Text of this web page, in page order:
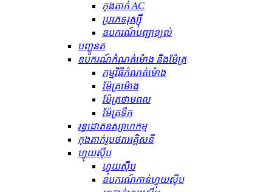
កុងតាក់ AC
ប្រភេទរុស្ស៊ី
ឧបករណ៍បញ្ជាខ្យល់
បញ្ជូនត
ឧបករណ៍កំណត់ម៉ោង និងម៉ែត្រ
កម្មវិធីកំណត់ម៉ោង
ម៉ែត្រម៉ោង
ម៉ែត្រថាមពល
ម៉ែត្រទឹក
រន្ធដោតឧស្សាហកម្ម
កុងតាក់រូបថតអគ្គិសនី
ហ្វុយស៊ីប
ហ្វុយស៊ីប
ឧបករណ៍​កាន់​ហ្វុយស៊ីប